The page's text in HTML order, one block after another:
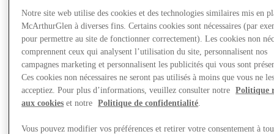
Notre site web utilise des cookies et des technologies similaires mis en
McArthurGlen à diverses fins. Certains cookies sont nécessaires (par
pour permettre au site de fonctionner correctement). Les cookies non
comprennent ceux qui analysent l’utilisation du site, personnalisent nos
campagnes marketing et personnalisent les publicités qui vous sont
Ces cookies non nécessaires ne seront pas utilisés à moins que vous ne
acceptiez. Pour plus d’informations, veuillez consulter notre
Politique
aux cookies et notre Politique de confidentialité
Vous pouvez modifier vos préférences et retirer votre consentement à